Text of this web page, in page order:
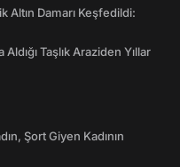
Damarı Keşfedildi:
Taşlık Araziden Yıllar
Şort Giyen Kadının